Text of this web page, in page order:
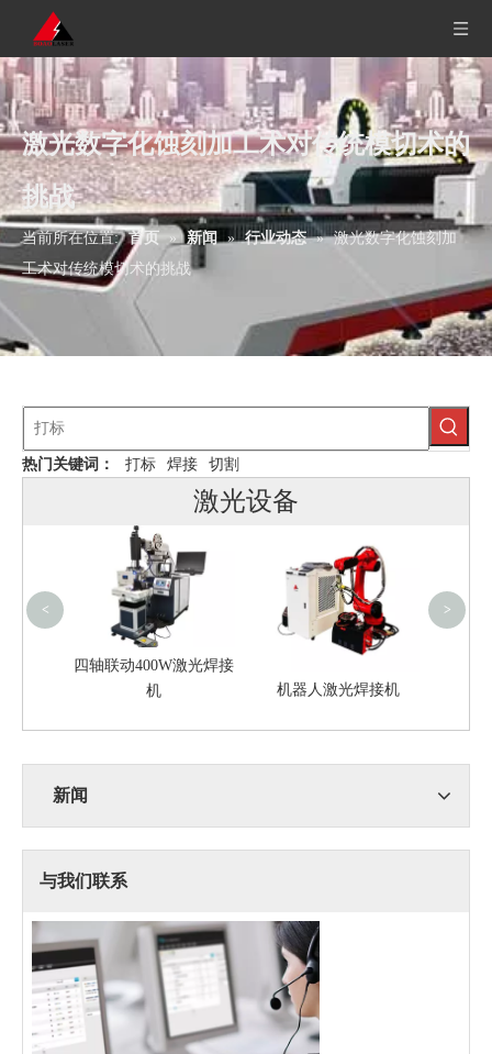
激光数字化蚀刻加工术对传统模切术的
挑战
当前所在位置: 首页 » 新闻 » 行业动态 » 激光数字化蚀刻加
工术对传统模切术的挑战
热门关键词： 打标 焊接 切割
激光设备
四轴联动400W激光焊接
机
机器人激光焊接机
< >
新闻
与我们联系